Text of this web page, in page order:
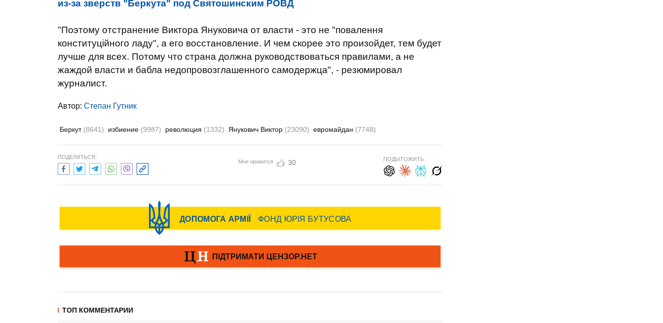
из-за зверств "Беркута" под Святошинским РОВД
"Поэтому отстранение Виктора Януковича от власти - это не "повалення
конституційного ладу", а его восстановление. И чем скорее это произойдет, тем будет
лучше для всех. Потому что страна должна руководствоваться правилами, а не
жаждой власти и бабла недопровозглашенного самодержца", - резюмировал
журналист.
Автор: Степан Гутник
Беркут (8641) избиение (9987) революция (1332) Янукович Виктор (23090) евромайдан (7748)
ПОДЕЛИТЬСЯ:
Мне нравится 30 ПОДЫТОЖИТЬ:
ТОП КОММЕНТАРИИ